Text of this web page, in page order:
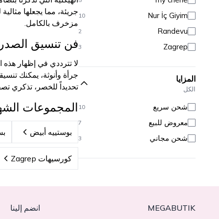
Nur İç Giyim
10
Randevu
2
Zagrep
3
المزايا
الكل
شحن سريع 10
معروض للبيع 7
شحن مجاني 3
جريئة، مما يجعلها
مزخرف بالكامل.
فن تنسيق
لا تترددي في إظهار
جرأة وأنوثة، يمكنك
تحديداً للخصر، تذكري
المجموعات
بوستييه أبيض
كورسيهات Zagrep
MEGABUTIK انضم إلينا